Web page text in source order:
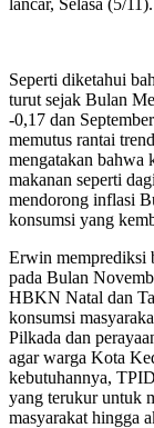
Seperti diketahui
turut sejak Bulan
-0,17 dan
memutus rantai
mengatakan bahwa
makanan seperti
mendorong inflasi
konsumsi yang
Erwin memprediksi
pada Bulan
HBKN Natal dan
konsumsi
Pilkada dan
agar warga Kota
kebutuhannya,
yang terukur untuk
masyarakat hingga